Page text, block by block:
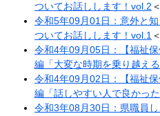
ついてお話しします！vol.2
令和5年09月01日：意外と
ついてお話しします！vol.1​
令和4年09月05日：【福祉
編「大変な時期を乗り越える
令和4年09月02日：【福祉
編「話しやすい人で良かった
令和3年08月30日：県職員